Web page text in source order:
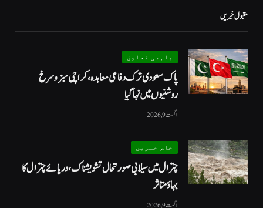
مقبول خبریں
باہمی تعاون
پاک سعودی ترک دفاعی معاہدہ، کراچی سبز و سرخ
روشنیوں میں نہا گیا
اگست 9, 2026
خاص خبریں
چترال میں سیلابی صورتحال تشویشناک، دریائے چترال کا
بہاؤ متاثر
اگست 9, 2026